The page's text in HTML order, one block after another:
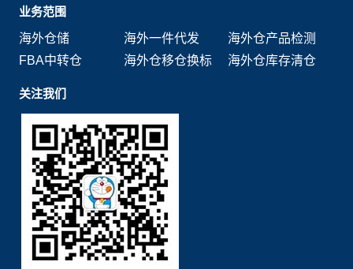
业务范围
海外仓储
海外一件代发
海外仓产品检测
FBA中转仓
海外仓移仓换标 海外仓库存清仓
关注我们